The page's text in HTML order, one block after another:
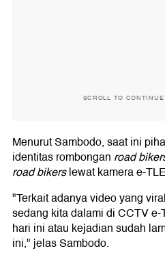
SCROLL TO
Menurut Sambodo, saat ini
identitas rombongan road
road bikerslewat kamera e-
"Terkait adanya video yang
sedang kita dalami di CCTV
hari ini atau kejadian sudah
ini," jelas Sambodo.